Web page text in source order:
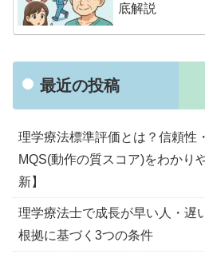
底解説
最近の投稿
理学療法標準評価とは？信頼性
MQS(動作の質スコア)をわかり
新】
理学療法士で成長が早い人・遅
根拠に基づく3つの条件